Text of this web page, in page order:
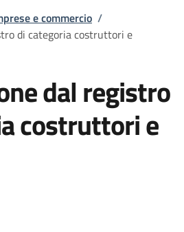
e commercio /
di categoria costruttori e
dal registro
costruttori e